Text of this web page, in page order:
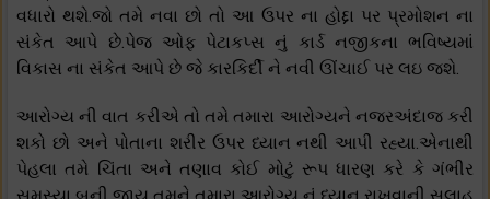
વધારો થશે.જો તમે નવા છો તો આ ઉપર ના હોદ્દા પર પ્રમોશન ના
સંકેત આપે છે.પેજ ઓફ પેટાકપ્સ નું કાર્ડ નજીકના ભવિષ્યમાં
વિકાસ ના સંકેત આપે છે જે કારકિર્દી ને નવી ઊંચાઈ પર લઇ જશે.
આરોગ્ય ની વાત કરીએ તો તમે તમારા આરોગ્યને નજરઅંદાજ કરી
શકો છો અને પોતાના શરીર ઉપર ધ્યાન નથી આપી રહ્યા.એનાથી
પેહલા તમે ચિંતા અને તણાવ કોઈ મોટું રૂપ ધારણ કરે કે ગંભીર